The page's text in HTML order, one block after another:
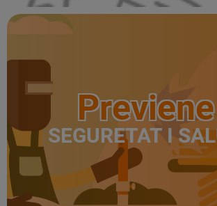
Previene
SEGURETAT I